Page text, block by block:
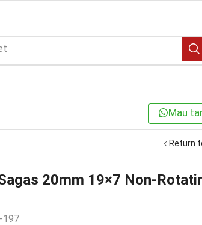
Mau
Return
20mm 19×7 Non-
197